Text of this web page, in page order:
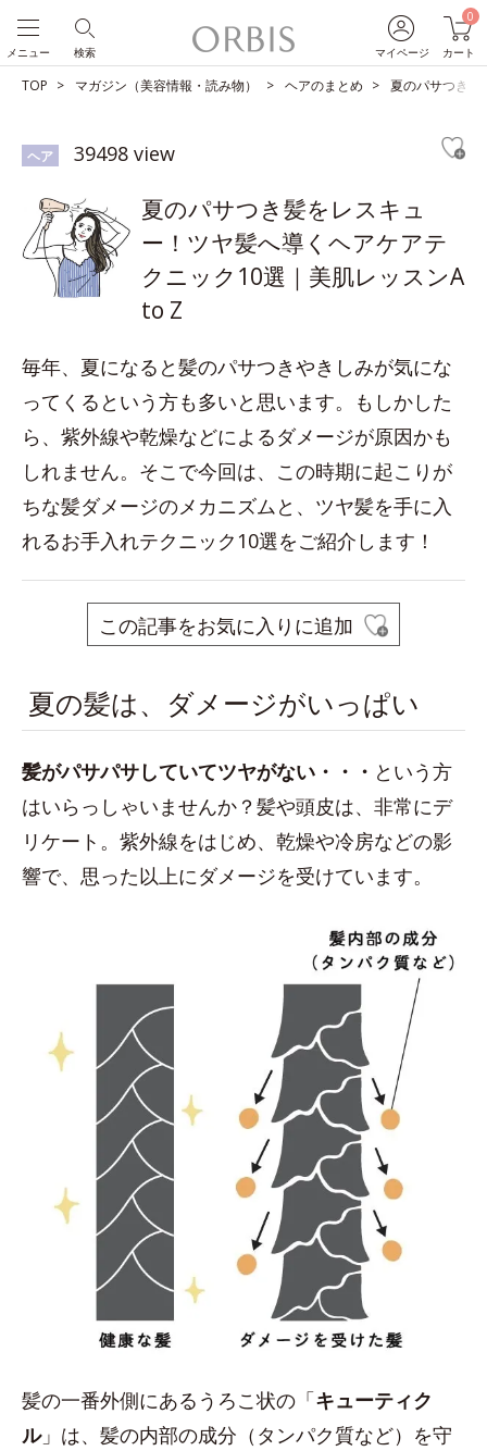
マイページ
0
カート
検索
メニュー
TOP マガジン（美容情報・読み物） ヘアのまとめ 夏のパサつき髪
ヘア 39498 view
夏のパサつき髪をレスキュ
ー！ツヤ髪へ導くヘアケアテ
クニック10選｜美肌レッスンA
to Z
毎年、夏になると髪のパサつきやきしみが気にな
ってくるという方も多いと思います。もしかした
ら、紫外線や乾燥などによるダメージが原因かも
しれません。そこで今回は、この時期に起こりが
ちな髪ダメージのメカニズムと、ツヤ髪を手に入
れるお手入れテクニック10選をご紹介します！
この記事をお気に入りに追加
夏の髪は、ダメージがいっぱい
髪がパサパサしていてツヤがない・・ ・ という方
はいらっしゃいませんか？髪や頭皮は、非常にデ
リケート。紫外線をはじめ、乾燥や冷房などの影
響で、思った以上にダメージを受けています。
髪の一番外側にあるうろこ状の「キューティク
ル」は、髪の内部の成分（タンパク質など）を守